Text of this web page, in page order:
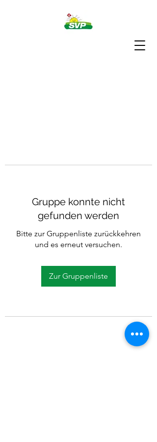
Gruppe konnte nicht
gefunden werden
Bitte zur Gruppenliste zurückkehren
und es erneut versuchen.
Zur Gruppenliste